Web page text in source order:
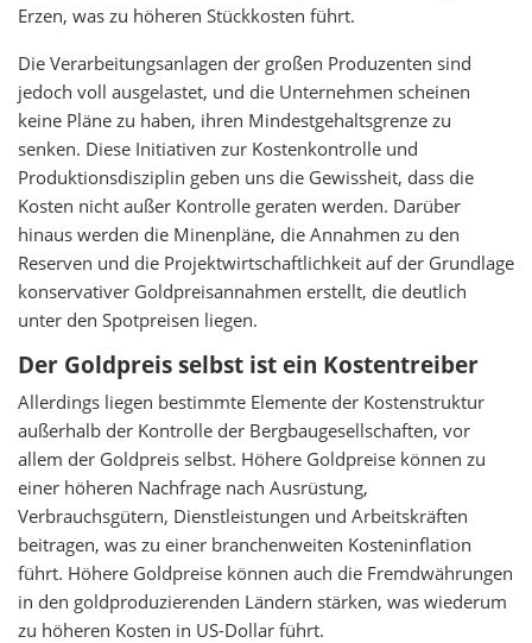
Erzen, was zu höheren Stückkosten führt.
Die Verarbeitungsanlagen der großen Produzenten sind
jedoch voll ausgelastet, und die Unternehmen scheinen
keine Pläne zu haben, ihren Mindestgehaltsgrenze zu
senken. Diese Initiativen zur Kostenkontrolle und
Produktionsdisziplin geben uns die Gewissheit, dass die
Kosten nicht außer Kontrolle geraten werden. Darüber
hinaus werden die Minenpläne, die Annahmen zu den
Reserven und die Projektwirtschaftlichkeit auf der Grundlage
konservativer Goldpreisannahmen erstellt, die deutlich
unter den Spotpreisen liegen.
Der Goldpreis selbst ist ein Kostentreiber
Allerdings liegen bestimmte Elemente der Kostenstruktur
außerhalb der Kontrolle der Bergbaugesellschaften, vor
allem der Goldpreis selbst. Höhere Goldpreise können zu
einer höheren Nachfrage nach Ausrüstung,
Verbrauchsgütern, Dienstleistungen und Arbeitskräften
beitragen, was zu einer branchenweiten Kosteninflation
führt. Höhere Goldpreise können auch die Fremdwährungen
in den goldproduzierenden Ländern stärken, was wiederum
zu höheren Kosten in US-Dollar führt.